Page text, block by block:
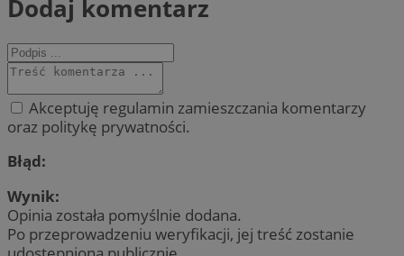
Dodaj komentarz
Akceptuję regulamin zamieszczania komentarzy
oraz politykę prywatności.
Błąd:
Wynik:
Opinia została pomyślnie dodana.
Po przeprowadzeniu weryfikacji, jej treść zostanie